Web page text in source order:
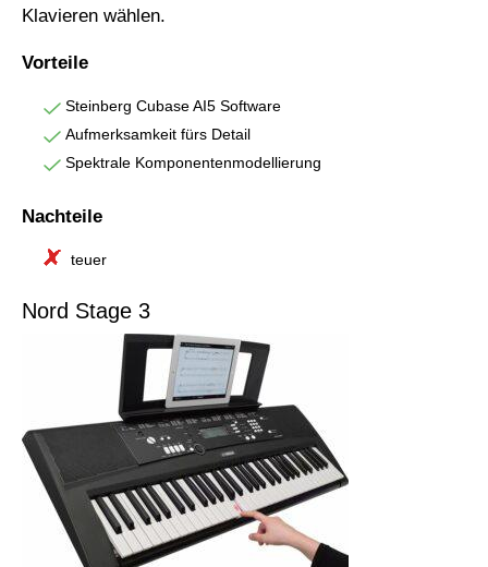
Klavieren wählen.
Vorteile
Steinberg Cubase AI5 Software
Aufmerksamkeit fürs Detail
Spektrale Komponentenmodellierung
Nachteile
teuer
Nord Stage 3